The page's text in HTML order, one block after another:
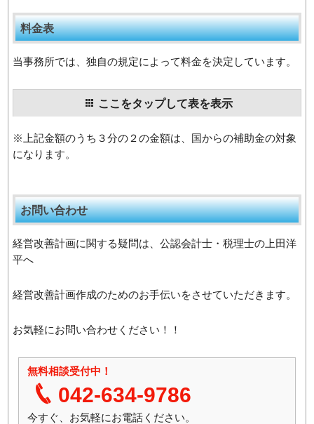
料金表
当事務所では、独自の規定によって料金を決定しています。
ここをタップして表を表示
※上記金額のうち３分の２の金額は、国からの補助金の対象
になります。
お問い合わせ
経営改善計画に関する疑問は、公認会計士・税理士の上田洋
平へ
経営改善計画作成のためのお手伝いをさせていただきます。
お気軽にお問い合わせください！！
無料相談受付中！
042-634-9786
今すぐ、お気軽にお電話ください。